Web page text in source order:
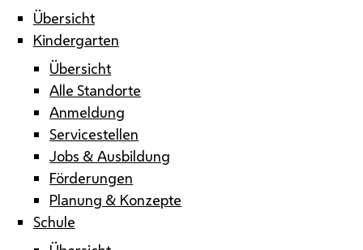
Übersicht
Kindergarten
Übersicht
Alle Standorte
Anmeldung
Servicestellen
Jobs & Ausbildung
Förderungen
Planung & Konzepte
Schule